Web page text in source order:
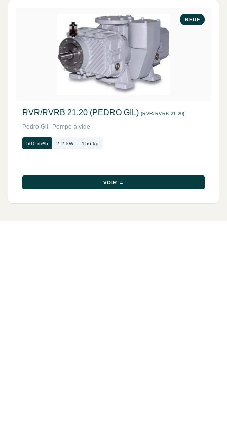
NEUF
RVR/RVRB 21.20 (PEDRO GIL) (RVR/RVRB 21.20)
Pedro Gil · Pompe à vide
500 m³/h 2.2 kW 156 kg
VOIR →